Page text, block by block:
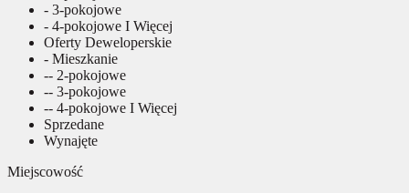
- 3-pokojowe
- 4-pokojowe I Więcej
Oferty Deweloperskie
- Mieszkanie
-- 2-pokojowe
-- 3-pokojowe
-- 4-pokojowe I Więcej
Sprzedane
Wynajęte
Miejscowość